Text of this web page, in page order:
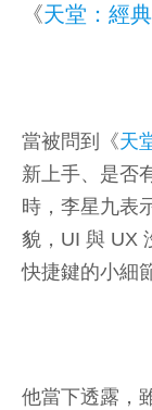
《天堂：經
當被問到《天
新上手、是否
時，李星九表
貌，UI 與 UX
快捷鍵的小細
他當下透露，